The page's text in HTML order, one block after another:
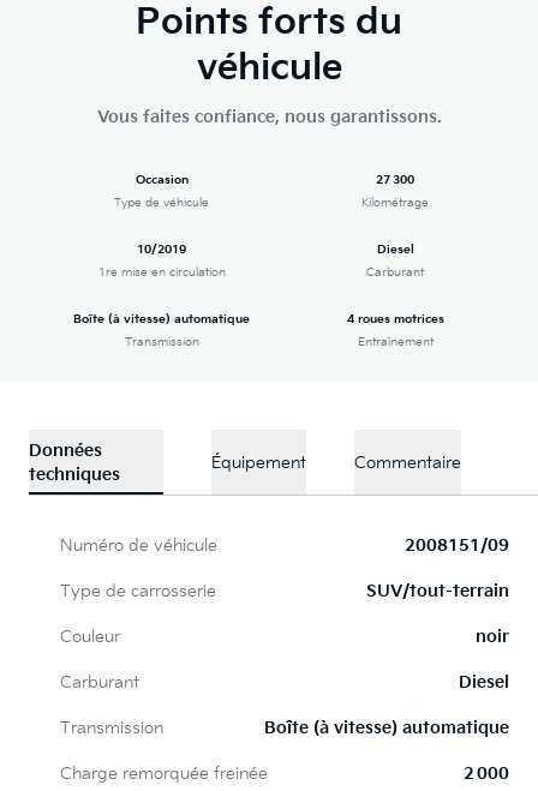
Points forts du
véhicule
Vous faites confiance, nous garantissons.
Occasion
Type de véhicule
27 300
Kilométrage
10/2019
1re mise en circulation
Diesel
Carburant
Boîte (à vitesse) automatique
Transmission
4 roues motrices
Entraînement
Données
techniques
Équipement Commentaire
Numéro de véhicule 2008151/09
Type de carrosserie SUV/tout-terrain
Couleur noir
Carburant Diesel
Transmission Boîte (à vitesse) automatique
Charge remorquée freinée 2 000